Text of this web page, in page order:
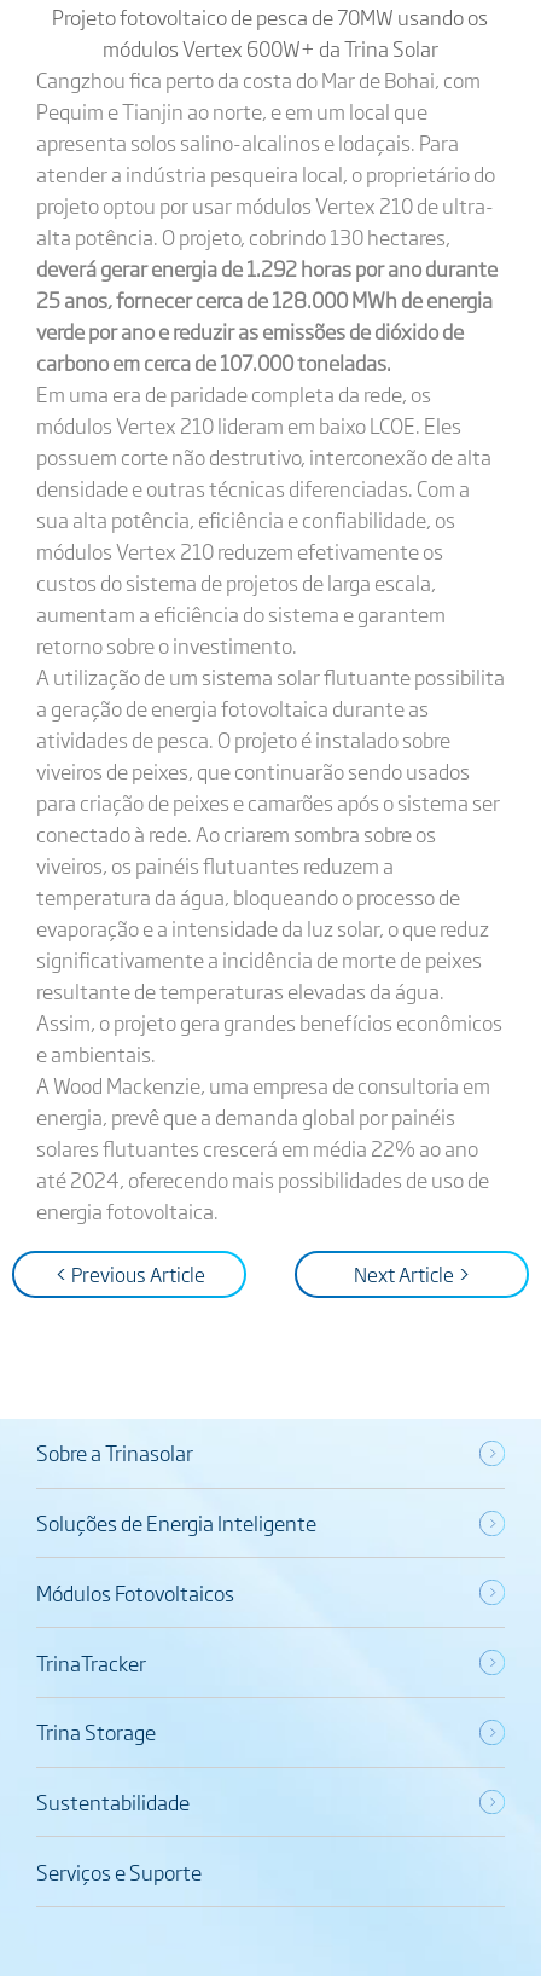
Projeto fotovoltaico de pesca de 70MW usando os
módulos Vertex 600W+ da Trina Solar
Cangzhou fica perto da costa do Mar de Bohai, com
Pequim e Tianjin ao norte, e em um local que
apresenta solos salino-alcalinos e lodaçais. Para
atender a indústria pesqueira local, o proprietário do
projeto optou por usar módulos Vertex 210 de ultra-
alta potência. O projeto, cobrindo 130 hectares,
deverá gerar energia de 1.292 horas por ano durante
25 anos, fornecer cerca de 128.000 MWh de energia
verde por ano e reduzir as emissões de dióxido de
carbono em cerca de 107.000 toneladas.
Em uma era de paridade completa da rede, os
módulos Vertex 210 lideram em baixo LCOE. Eles
possuem corte não destrutivo, interconexão de alta
densidade e outras técnicas diferenciadas. Com a
sua alta potência, eficiência e confiabilidade, os
módulos Vertex 210 reduzem efetivamente os
custos do sistema de projetos de larga escala,
aumentam a eficiência do sistema e garantem
retorno sobre o investimento.
A utilização de um sistema solar flutuante possibilita
a geração de energia fotovoltaica durante as
atividades de pesca. O projeto é instalado sobre
viveiros de peixes, que continuarão sendo usados
para criação de peixes e camarões após o sistema ser
conectado à rede. Ao criarem sombra sobre os
viveiros, os painéis flutuantes reduzem a
temperatura da água, bloqueando o processo de
evaporação e a intensidade da luz solar, o que reduz
significativamente a incidência de morte de peixes
resultante de temperaturas elevadas da água.
Assim, o projeto gera grandes benefícios econômicos
e ambientais.
A Wood Mackenzie, uma empresa de consultoria em
energia, prevê que a demanda global por painéis
solares flutuantes crescerá em média 22% ao ano
até 2024, oferecendo mais possibilidades de uso de
energia fotovoltaica.
< Previous Article Next Article >
Sobre a Trinasolar
Soluções de Energia Inteligente
Módulos Fotovoltaicos
TrinaTracker
Trina Storage
Sustentabilidade
Serviços e Suporte